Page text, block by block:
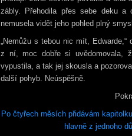
zábly. Přehodila přes sebe deku
nemusela vidět jeho pohled plný
„Nemůžu s tebou nic mít, Edwarde,“
z ní, moc dobře si uvědomovala,
vypustila, a tak jej skousla a
další pohyb. Neúspěšně.
Po čtyřech měsích přidávám
hlavně z jednoho